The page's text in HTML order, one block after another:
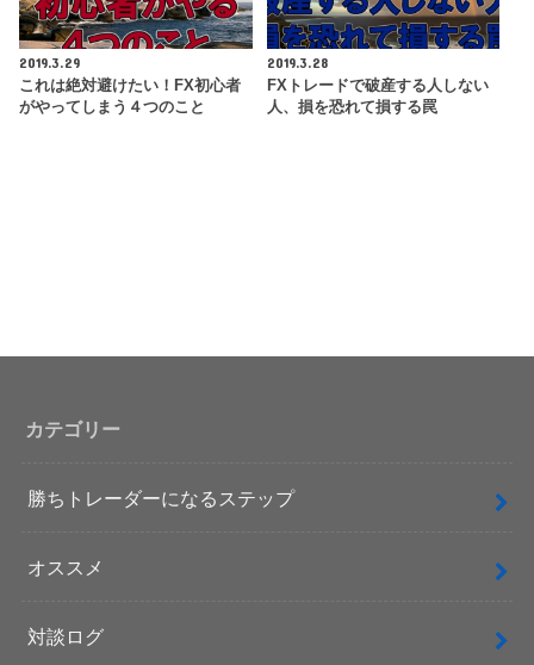
2019.3.29
これは絶対避けたい！FX初心者
がやってしまう４つのこと
2019.3.28
FXトレードで破産する人しない
人、損を恐れて損する罠
カテゴリー
勝ちトレーダーになるステップ
オススメ
対談ログ